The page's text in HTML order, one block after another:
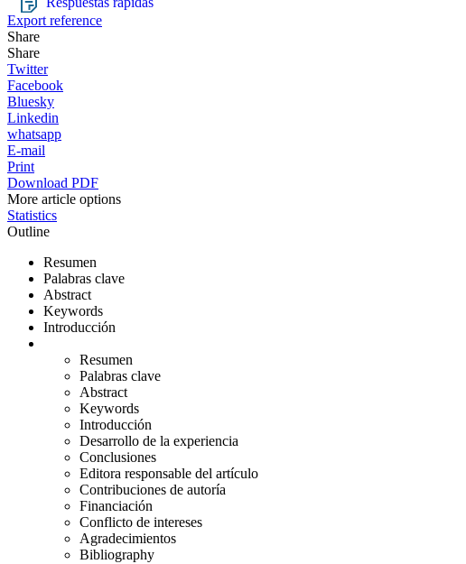
Export reference
Share
Share
Twitter
Facebook
Bluesky
Linkedin
whatsapp
E-mail
Print
Download PDF
More article options
Statistics
Outline
Resumen
Palabras clave
Abstract
Keywords
Introducción
Resumen
Palabras clave
Abstract
Keywords
Introducción
Desarrollo de la experiencia
Conclusiones
Editora responsable del artículo
Contribuciones de autoría
Financiación
Conflicto de intereses
Agradecimientos
Bibliography